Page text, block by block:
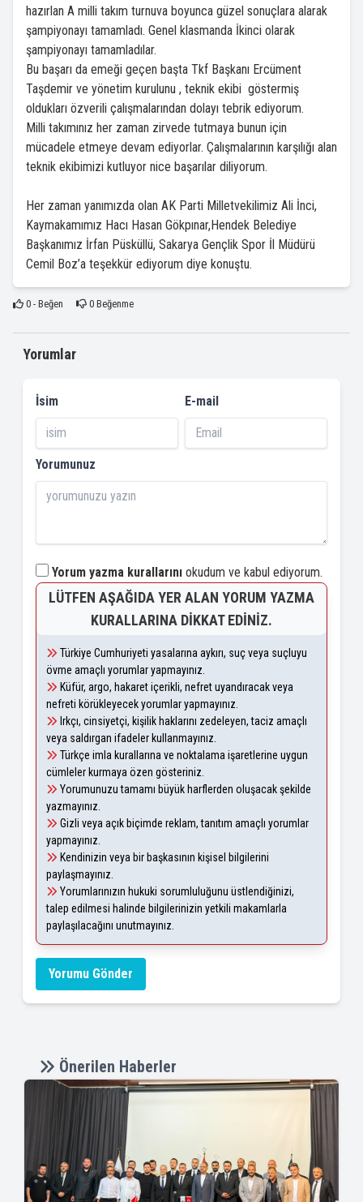
hazırlan A milli takım turnuva boyunca güzel sonuçlara alarak
şampiyonayı tamamladı. Genel klasmanda İkinci olarak
şampiyonayı tamamladılar.
Bu başarı da emeği geçen başta Tkf Başkanı Ercüment
Taşdemir ve yönetim kurulunu , teknik ekibi göstermiş
oldukları özverili çalışmalarından dolayı tebrik ediyorum.
Milli takımınız her zaman zirvede tutmaya bunun için
mücadele etmeye devam ediyorlar. Çalışmalarının karşılığı alan
teknik ekibimizi kutluyor nice başarılar diliyorum.
Her zaman yanımızda olan AK Parti Milletvekilimiz Ali İnci,
Kaymakamımız Hacı Hasan Gökpınar,Hendek Belediye
Başkanımız İrfan Püsküllü, Sakarya Gençlik Spor İl Müdürü
Cemil Boz’a teşekkür ediyorum diye konuştu.
0- Beğen 0Beğenme
Yorumlar
İsim E-mail
Yorumunuz
Yorum yazma kurallarını okudum ve kabul ediyorum.
LÜTFEN AŞAĞIDA YER ALAN YORUM YAZMA
KURALLARINA DIKKAT EDINIZ.
Türkiye Cumhuriyeti yasalarına aykırı, suç veya suçluyu
övme amaçlı yorumlar yapmayınız.
Küfür, argo, hakaret içerikli, nefret uyandıracak veya
nefreti körükleyecek yorumlar yapmayınız.
Irkçı, cinsiyetçi, kişilik haklarını zedeleyen, taciz amaçlı
veya saldırgan ifadeler kullanmayınız.
Türkçe imla kurallarına ve noktalama işaretlerine uygun
cümleler kurmaya özen gösteriniz.
Yorumunuzu tamamı büyük harflerden oluşacak şekilde
yazmayınız.
Gizli veya açık biçimde reklam, tanıtım amaçlı yorumlar
yapmayınız.
Kendinizin veya bir başkasının kişisel bilgilerini
paylaşmayınız.
Yorumlarınızın hukuki sorumluluğunu üstlendiğinizi,
talep edilmesi halinde bilgilerinizin yetkili makamlarla
paylaşılacağını unutmayınız.
Yorumu Gönder
Önerilen Haberler